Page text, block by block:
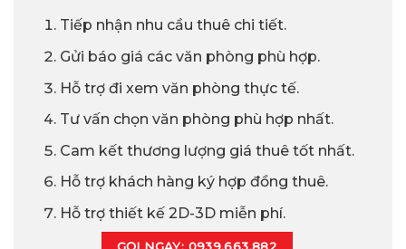
Tiếp nhận nhu cầu thuê chi tiết.
Gửi báo giá các văn phòng phù hợp.
Hỗ trợ đi xem văn phòng thực tế.
Tư vấn chọn văn phòng phù hợp nhất.
Cam kết thương lượng giá thuê tốt nhất.
Hỗ trợ khách hàng ký hợp đồng thuê.
Hỗ trợ thiết kế 2D-3D miễn phí.
GỌI NGAY: 0939.663.882